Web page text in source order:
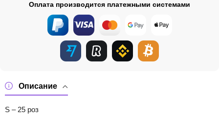
Описание
S – 25 роз
Оплата производится платежными системами